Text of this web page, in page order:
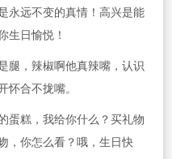
永远不变的真情！高兴是能
生日愉悦！
腿，辣椒啊他真辣嘴，认识
怀合不拢嘴。
蛋糕，我给你什么？买礼物
，你怎么看？哦，生日快